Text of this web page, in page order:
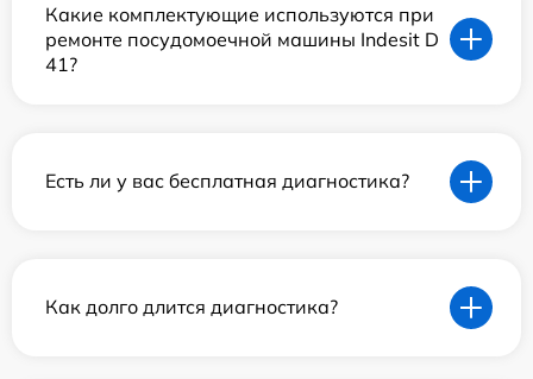
Какие комплектующие используются при
ремонте посудомоечной машины Indesit D
41?
Есть ли у вас бесплатная диагностика?
Как долго длится диагностика?